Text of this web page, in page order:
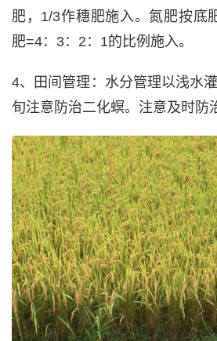
肥，1/3作穗肥施入。氮肥按底
肥=4：3：2：1的比例施入。
4、田间管理：水分管理以浅水
旬注意防治二化螟。注意及时防